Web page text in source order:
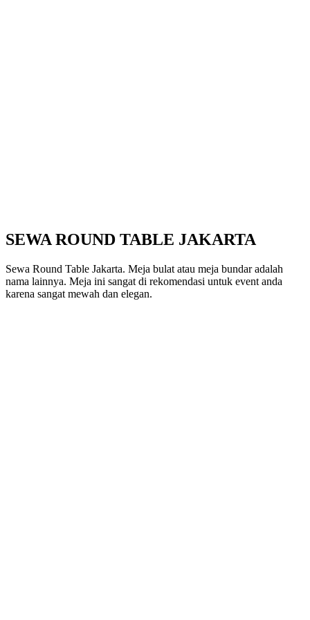
SEWA ROUND TABLE JAKARTA
Sewa Round Table Jakarta. Meja bulat atau meja bundar adalah
nama lainnya. Meja ini sangat di rekomendasi untuk event anda
karena sangat mewah dan elegan.